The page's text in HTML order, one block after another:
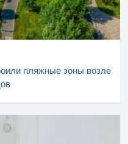
пляжные зоны возле